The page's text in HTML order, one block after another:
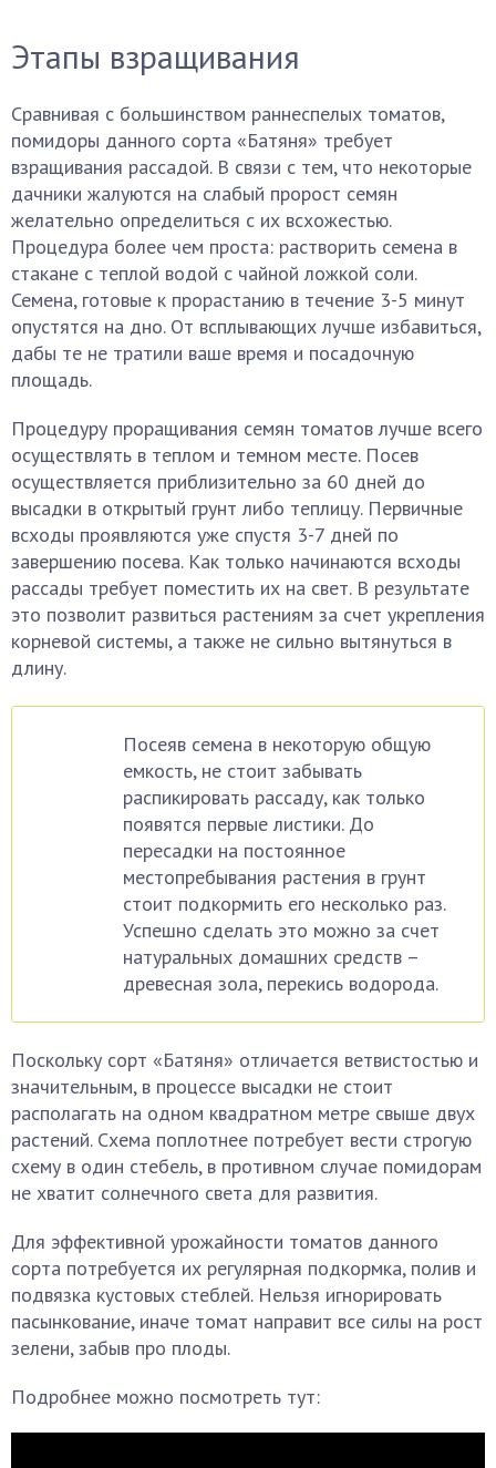
Этапы взращивания
Сравнивая с большинством раннеспелых томатов,
помидоры данного сорта «Батяня» требует
взращивания рассадой. В связи с тем, что некоторые
дачники жалуются на слабый пророст семян
желательно определиться с их всхожестью.
Процедура более чем проста: растворить семена в
стакане с теплой водой с чайной ложкой соли.
Семена, готовые к прорастанию в течение 3-5 минут
опустятся на дно. От всплывающих лучше избавиться,
дабы те не тратили ваше время и посадочную
площадь.
Процедуру проращивания семян томатов лучше всего
осуществлять в теплом и темном месте. Посев
осуществляется приблизительно за 60 дней до
высадки в открытый грунт либо теплицу. Первичные
всходы проявляются уже спустя 3-7 дней по
завершению посева. Как только начинаются всходы
рассады требует поместить их на свет. В результате
это позволит развиться растениям за счет укрепления
корневой системы, а также не сильно вытянуться в
длину.
Посеяв семена в некоторую общую
емкость, не стоит забывать
распикировать рассаду, как только
появятся первые листики. До
пересадки на постоянное
местопребывания растения в грунт
стоит подкормить его несколько раз.
Успешно сделать это можно за счет
натуральных домашних средств –
древесная зола, перекись водорода.
Поскольку сорт «Батяня» отличается ветвистостью и
значительным, в процессе высадки не стоит
располагать на одном квадратном метре свыше двух
растений. Схема поплотнее потребует вести строгую
схему в один стебель, в противном случае помидорам
не хватит солнечного света для развития.
Для эффективной урожайности томатов данного
сорта потребуется их регулярная подкормка, полив и
подвязка кустовых стеблей. Нельзя игнорировать
пасынкование, иначе томат направит все силы на рост
зелени, забыв про плоды.
Подробнее можно посмотреть тут: